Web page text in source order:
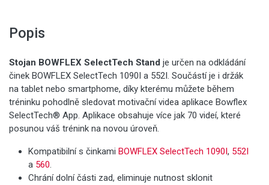
Popis
Stojan BOWFLEX SelectTech Stand je určen na odkládání
činek BOWFLEX SelectTech 1090I a 552I. Součástí je i držák
na tablet nebo smartphome, díky kterému můžete během
tréninku pohodlně sledovat motivační videa aplikace Bowflex
SelectTech® App. Aplikace obsahuje více jak 70 videí, které
posunou váš trénink na novou úroveň.
Kompatibilní s činkami BOWFLEX SelectTech 1090I, 552I
a 560.
Chrání dolní části zad, eliminuje nutnost sklonit